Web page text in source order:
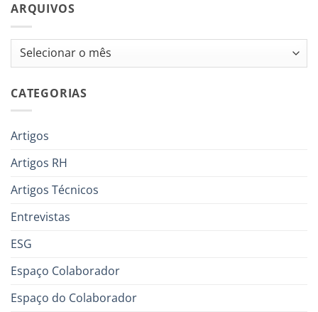
ARQUIVOS
Arquivos
CATEGORIAS
Artigos
Artigos RH
Artigos Técnicos
Entrevistas
ESG
Espaço Colaborador
Espaço do Colaborador